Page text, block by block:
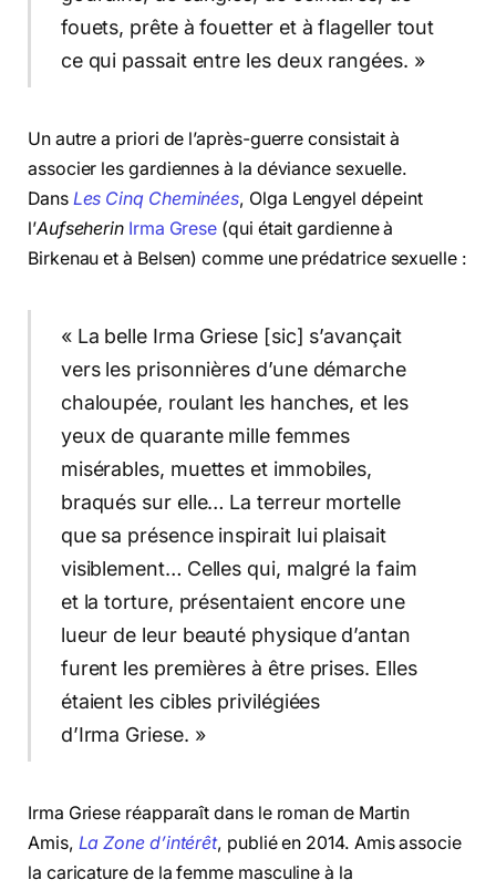
fouets, prête à fouetter et à flageller tout
ce qui passait entre les deux rangées. »
Un autre a priori de l’après-guerre consistait à
associer les gardiennes à la déviance sexuelle.
Dans Les Cinq Cheminées, Olga Lengyel dépeint
l’Aufseherin Irma Grese (qui était gardienne à
Birkenau et à Belsen) comme une prédatrice sexuelle :
« La belle Irma Griese [sic] s’avançait
vers les prisonnières d’une démarche
chaloupée, roulant les hanches, et les
yeux de quarante mille femmes
misérables, muettes et immobiles,
braqués sur elle… La terreur mortelle
que sa présence inspirait lui plaisait
visiblement… Celles qui, malgré la faim
et la torture, présentaient encore une
lueur de leur beauté physique d’antan
furent les premières à être prises. Elles
étaient les cibles privilégiées
d’Irma Griese. »
Irma Griese réapparaît dans le roman de Martin
Amis, La Zone d’intérêt, publié en 2014. Amis associe
la caricature de la femme masculine à la